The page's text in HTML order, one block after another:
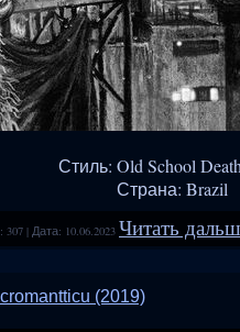
Стиль: Old School
Страна: Brazil
307 | Дата: 10.06.2023 Читать
(2019)